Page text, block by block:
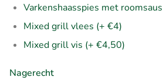
Varkenshaasspies met roomsaus
Mixed grill vlees (+ €4)
Mixed grill vis (+ €4,50)
Nagerecht